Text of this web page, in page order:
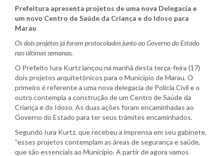
Prefeitura apresenta projetos de uma nova Delegacia e
um novo Centro de Saúde da Criança e do Idoso para
Marau
Os dois projetos já foram protocolados junto ao Governo do Estado
nas últimas semanas.
O Prefeito Iura Kurtz lançou na manhã desta terça-feira (17)
dois projetos arquitetônicos para o Município de Marau. O
primeiro é referente a uma nova delegacia de Polícia Civil e o
outro contempla a construção de um Centro de Saúde da
Criança e do Idoso. As duas ações foram encaminhadas ao
Governo do Estado para ter seus trâmites encaminhados.
Segundo Iura Kurtz, que recebeu a imprensa em seu gabinete,
“esses projetos contemplam as áreas de segurança e saúde,
que são essenciais ao Município. A partir de agora vamos